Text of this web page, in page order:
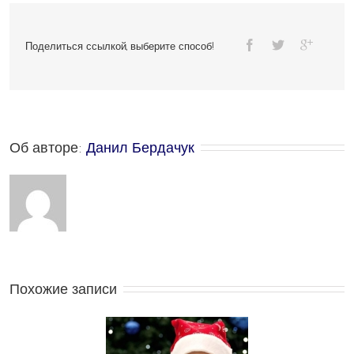
Поделиться ссылкой, выберите способ!
Об авторе: Данил Бердачук
Похожие записи